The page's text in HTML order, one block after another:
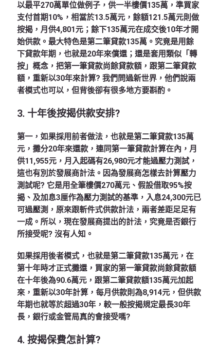
以最平270萬單位做例子，供一半樓價135萬，準買家
支付首期10%，相當於13.5萬元，餘額121.5萬元則做
按揭，月供4,801元；餘下135萬元在成交後10年才開
始供款。最大特色是第二筆貸款135萬。究竟是用餘
下貸款年期，也就是20年來償還；還是套用類似「轉
按」概念，把第一筆貸款尚餘貸款額，跟第二筆貸款
額，重新以30年來計算? 我們問過新世界，他們說兩
者模式也可以，但背後卻有很多地方要斟酌。
3. 十年後按揭供款安排?
第一，如果採用前者做法，也就是第二筆貸款135萬
元，攤分20年來還款，連同第一筆貸款計算在內，月
供11,955元，月入起碼有26,980元才能過壓力測試，
這也有別於發展商計法。因為發展商怎樣去計算壓力
測試呢? 它是用全筆樓價270萬元、假設借取95%按
揭、及加息3厘作為壓力測試的基準，入息24,300元已
可過壓測，原來跟斬件式供款計法，兩者差距足足有
一成。所以，現在發展商提出的計法，究竟是否銀行
所接受呢? 沒有人知。
如果採用後者模式，也就是第二筆貸款135萬元，在
第十年時才正式攤還，買家的第一筆貸款尚餘貸款額
在十年後為90.6萬元，跟第二筆貸款額135萬元加起
來，重新以30年計算，每月供款則為8,914元，但供款
年期也就等於超過30年，較一般按揭規定最長30年
長，銀行或金管局真的會接受嗎?
4. 按揭保費怎計算?